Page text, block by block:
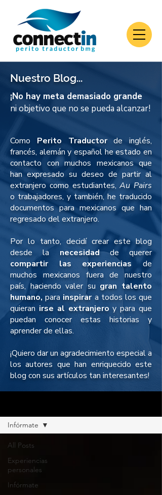
Nuestro Blog...
¡No hay meta demasiado grande
ni objetivo que no se pueda alcanzar!
Como Perito Traductorde inglés,
francés, alemán y español he estado en
contacto con muchos mexicanos que
han expresado su deseo de partir al
extranjero como estudiantes,Au Pairs
o trabajadores, y también, he traducido
documentos para mexicanos que han
regresado del extranjero.
Por lo tanto, decidí crear este blog
desde la necesidadde querer
compartir las experiencias de
muchos mexicanos fuera de nuestro
país, haciendo valer su gran talento
humano, para inspirar a todos los que
quieran irse al extranjero y para que
puedan conocer estas historias y
aprender de ellas.
¡Quiero dar un agradecimiento especial a
los autores que han enriquecido este
blog con sus artículos tan interesantes!
All Posts
Experiencias
personales
Infórmate
Infórmate